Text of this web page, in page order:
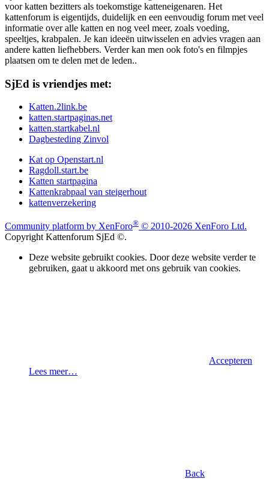
voor katten bezitters als toekomstige katteneigenaren. Het
kattenforum is eigentijds, duidelijk en een eenvoudig forum met veel
informatie over alle katten en nog veel meer, zoals voeding,
speeltjes, krabpalen. Je kan ideeën uitwisselen en advies vragen aan
andere katten liefhebbers. Verder kan men ook foto's en filmpjes
plaatsen om te delen met de leden..
SjEd is vriendjes met:
Katten.2link.be
katten.startpaginas.net
katten.startkabel.nl
Dagbesteding Zinvol
Kat op Openstart.nl
Ragdoll.start.be
Katten startpagina
Kattenkrabpaal van steigerhout
kattenverzekering
Community platform by XenForo® © 2010-2026 XenForo Ltd.
Copyright Kattenforum SjEd ©.
Deze website gebruikt cookies. Door deze website verder te
gebruiken, gaat u akkoord met ons gebruik van cookies.
Accepteren
Lees meer…
Back